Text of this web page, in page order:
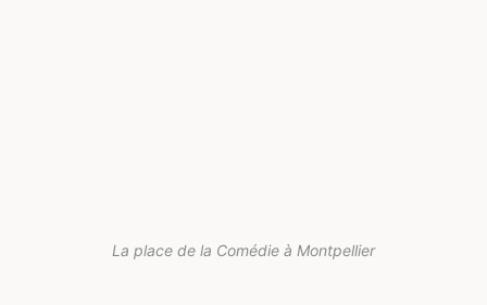
La place de la Comédie à Montpellier